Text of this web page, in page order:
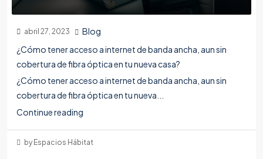
abril 27, 2023
Blog
¿Cómo tener acceso a internet de banda ancha, aun sin
cobertura de fibra óptica en tu nueva casa?
¿Cómo tener acceso a internet de banda ancha, aun sin
cobertura de fibra óptica en tu nueva...
Continue reading
by Espacios Hábitat